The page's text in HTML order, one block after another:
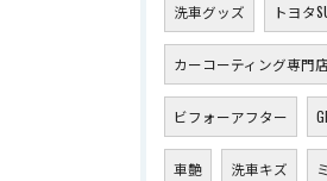
洗車グッズ トヨタ
カーコーティング専門
ビフォーアフター
車艶 洗車キズ